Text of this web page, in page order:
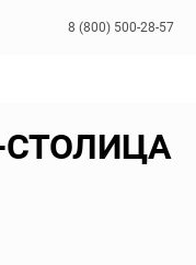
8 (800) 500-28-57
СТОЛИЦА